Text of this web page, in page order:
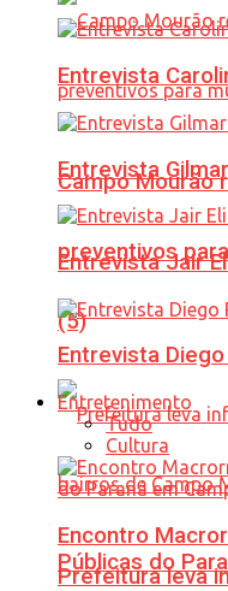
Campo Mourão
preventivos
(5)
Prefeitura leva
Entrevista
Entrevista
Entrevista Jair
Entrevista
Entretenimento
Tudo
Cultura
Encontro
Públicas do